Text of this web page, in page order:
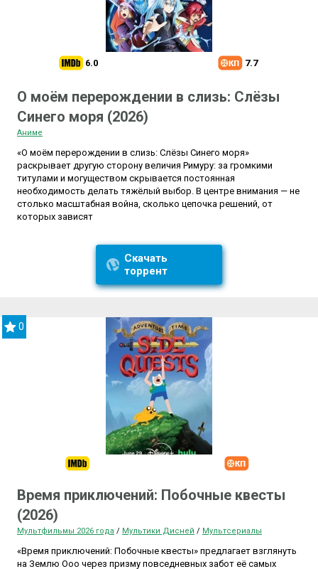
6.0 7.7
О моём перерождении в слизь: Слёзы
Синего моря (2026)
Аниме
«О моём перерождении в слизь: Слёзы Синего моря»
раскрывает другую сторону величия Римуру: за громкими
титулами и могуществом скрывается постоянная
необходимость делать тяжёлый выбор. В центре внимания — не
столько масштабная война, сколько цепочка решений, от
которых зависят
Скачать
торрент
0
Время приключений: Побочные квесты
(2026)
Мультфильмы 2026 года / Мультики Дисней / Мультсериалы
«Время приключений: Побочные квесты» предлагает взглянуть
на Землю Ооо через призму повседневных забот её самых